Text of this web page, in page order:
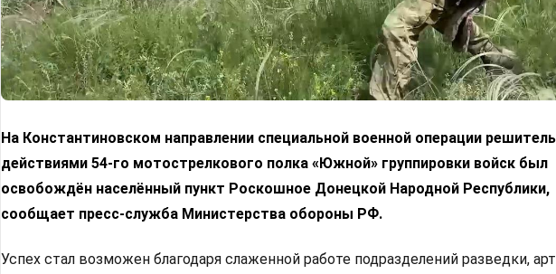
На Константиновском направлении специальной военной операции
действиями 54-го мотострелкового полка «Южной» группировки войск был
освобождён населённый пункт Роскошное Донецкой Народной Республики,
сообщает пресс-служба Министерства обороны РФ.
Успех стал возможен благодаря слаженной работе подразделений разведки,